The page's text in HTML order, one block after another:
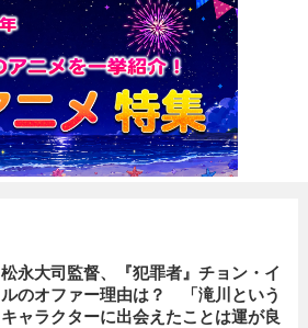
松永大司監督、『犯罪者』チョン・イ
ルのオファー理由は？ 「滝川という
キャラクターに出会えたことは運が良